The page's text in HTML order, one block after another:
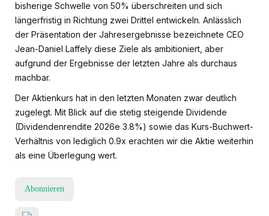
bisherige Schwelle von 50% überschreiten und sich
längerfristig in Richtung zwei Drittel entwickeln. Anlässlich
der Präsentation der Jahresergebnisse bezeichnete CEO
Jean-Daniel Laffely diese Ziele als ambitioniert, aber
aufgrund der Ergebnisse der letzten Jahre als durchaus
machbar.
Der Aktienkurs hat in den letzten Monaten zwar deutlich
zugelegt. Mit Blick auf die stetig steigende Dividende
(Dividendenrendite 2026e 3.8%) sowie das Kurs-Buchwert-
Verhältnis von lediglich 0.9x erachten wir die Aktie weiterhin
als eine Überlegung wert.
Abonnieren